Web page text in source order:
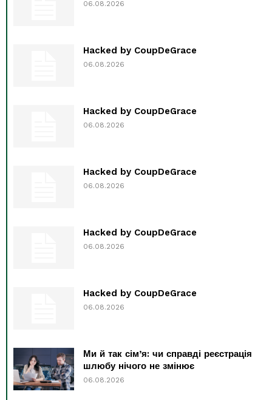
06.08.2026
Hacked by CoupDeGrace
06.08.2026
Hacked by CoupDeGrace
06.08.2026
Hacked by CoupDeGrace
06.08.2026
Hacked by CoupDeGrace
06.08.2026
Hacked by CoupDeGrace
06.08.2026
Ми й так сім’я: чи справді реєстрація
шлюбу нічого не змінює
06.08.2026